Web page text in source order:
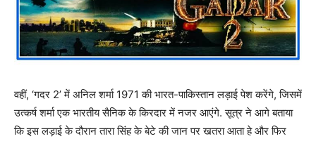
वहीं, ‘गदर 2’ में अनिल शर्मा 1971 की भारत-पाकिस्तान लड़ाई पेश करेंगे, जिसमें
उत्कर्ष शर्मा एक भारतीय सैनिक के किरदार में नजर आएंगे. सूत्र ने आगे बताया
कि इस लड़ाई के दौरान तारा सिंह के बेटे की जान पर खतरा आता हे और फिर